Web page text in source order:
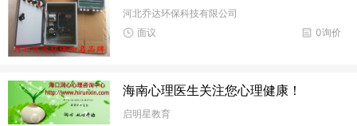
河北乔达环保科技有限公司
0询价
面议
海南心理医生关注您心理健康！
启明星教育